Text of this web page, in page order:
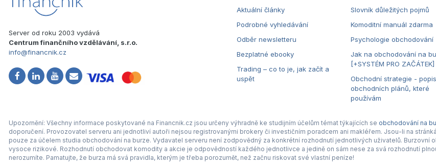
Server od roku 2003 vydává
Centrum finančního vzdělávání, s.r.o.
info@financnik.cz
Aktuální články
Podrobné vyhledávání
Odběr newsletteru
Bezplatné ebooky
Trading – co to je, jak začít a
uspět
Slovník důležitých pojmů
Komoditní manuál zdarma
Psychologie obchodování
Jak na obchodování na
[+SYSTÉM PRO ZAČÁTEK]
Obchodní strategie -
obchodních plánů, které
používám
Upozornění: Všechny informace poskytované na Financnik.cz jsou určeny výhradně ke studijním účelům témat týkajících se obchodování na
doporučení. Provozovatel serveru ani jednotliví autoři nejsou registrovanými brokery či investičním poradcem ani makléřem. Jsou-li na
pouze za účelem studia obchodování na burze. Vydavatel serveru není zodpovědný za konkrétní rozhodnutí jednotlivých uživatelů.
vysoce rizikové. Rozhodnutí obchodovat komodity a akcie je odpovědností každého jednotlivce a jedině on sám nese za svá rozhodnutí
nerozumíte. Pamatujte, že burza má svá pravidla, kterým je třeba porozumět, než začnu riskovat své vlastní peníze!